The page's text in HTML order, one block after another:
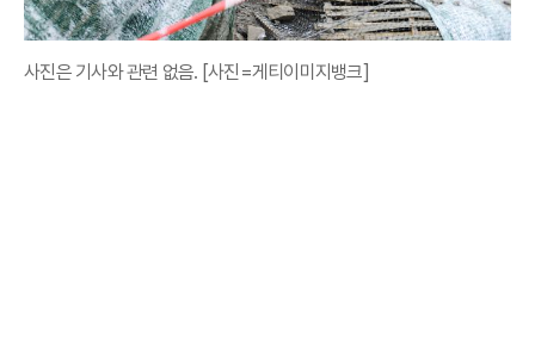
사진은 기사와 관련 없음. [사진=게티이미지뱅크]